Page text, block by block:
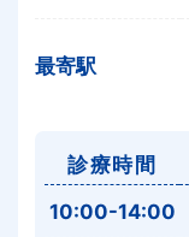
最寄駅
診療時間
10:00-14:00